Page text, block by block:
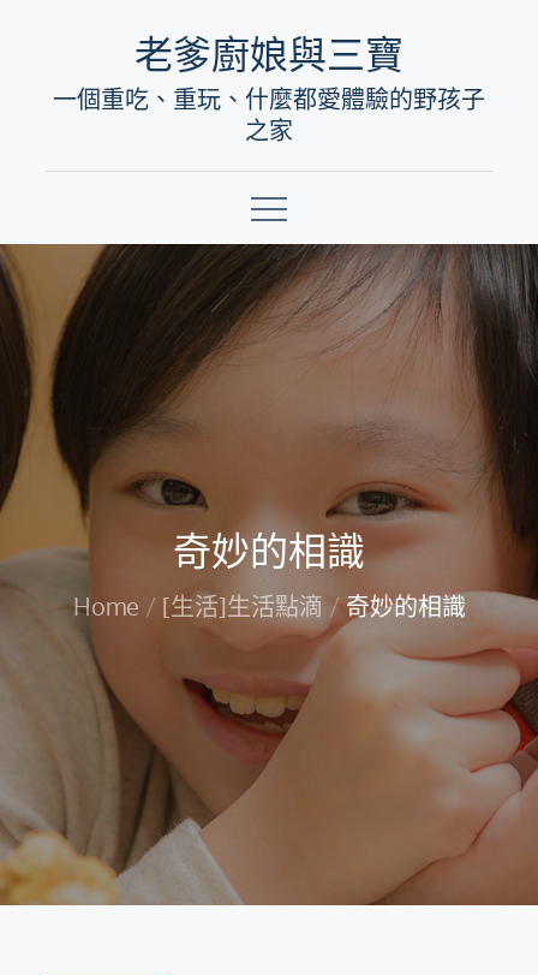
content
老爹廚娘與三寶
一個重吃、重玩、什麼都愛體驗的野孩子
之家
奇妙的相識
Home [生活]生活點滴 奇妙的相識